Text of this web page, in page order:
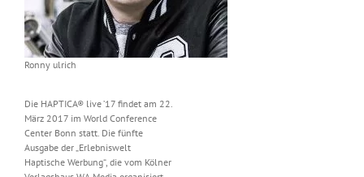
Ronny ulrich
Die HAPTICA® live ’17 findet am 22.
März 2017 im World Conference
Center Bonn statt. Die fünfte
Ausgabe der „Erlebniswelt
Haptische Werbung“, die vom Kölner